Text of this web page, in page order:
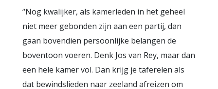
“Nog kwalijker, als kamerleden in het geheel
niet meer gebonden zijn aan een partij, dan
gaan bovendien persoonlijke belangen de
boventoon voeren. Denk Jos van Rey, maar dan
een hele kamer vol. Dan krijg je taferelen als
dat bewindslieden naar zeeland afreizen om